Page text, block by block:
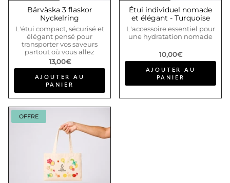
Bärväska 3 flaskor
Nyckelring
L'étui compact, sécurisé et
élégant pensé pour
transporter vos saveurs
partout où vous allez
13,00€
AJOUTER AU
PANIER
Étui individuel nomade
et élégant - Turquoise
L'accessoire essentiel pour
une hydratation nomade
10,00€
AJOUTER AU
PANIER
OFFRE